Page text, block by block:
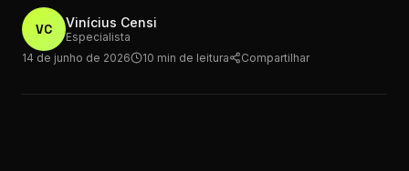
VC Vinícius Censi
Especialista
14 de junho de 2026
10 min de leitura Compartilhar